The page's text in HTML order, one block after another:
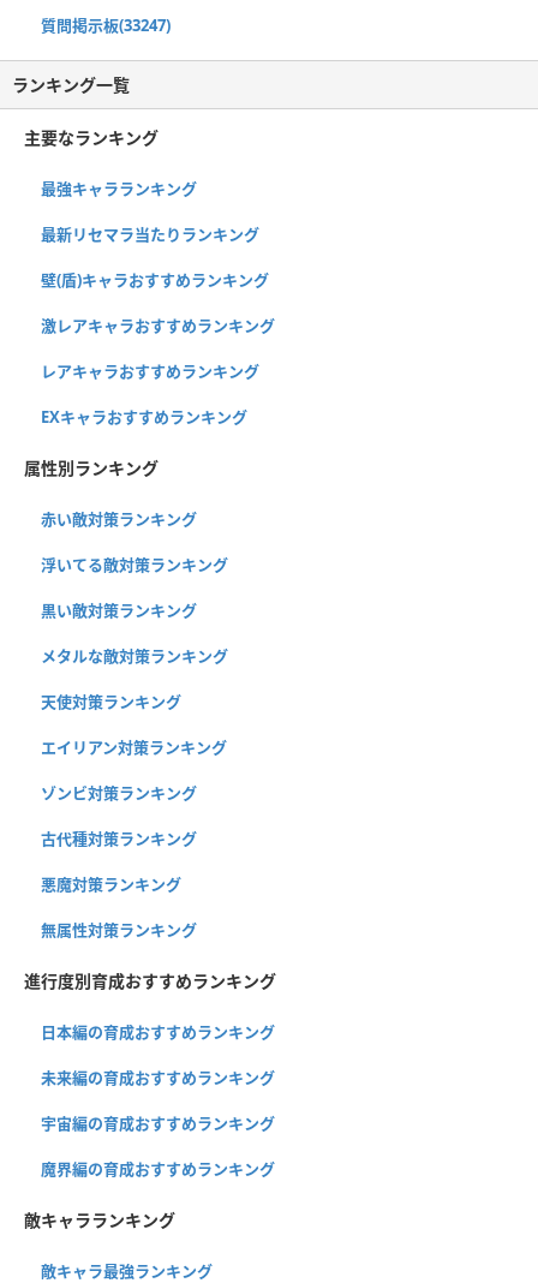
質問掲示板(33247)
ランキング一覧
主要なランキング
最強キャラランキング
最新リセマラ当たりランキング
壁(盾)キャラおすすめランキング
激レアキャラおすすめランキング
レアキャラおすすめランキング
EXキャラおすすめランキング
属性別ランキング
赤い敵対策ランキング
浮いてる敵対策ランキング
黒い敵対策ランキング
メタルな敵対策ランキング
天使対策ランキング
エイリアン対策ランキング
ゾンビ対策ランキング
古代種対策ランキング
悪魔対策ランキング
無属性対策ランキング
進行度別育成おすすめランキング
日本編の育成おすすめランキング
未来編の育成おすすめランキング
宇宙編の育成おすすめランキング
魔界編の育成おすすめランキング
敵キャラランキング
敵キャラ最強ランキング